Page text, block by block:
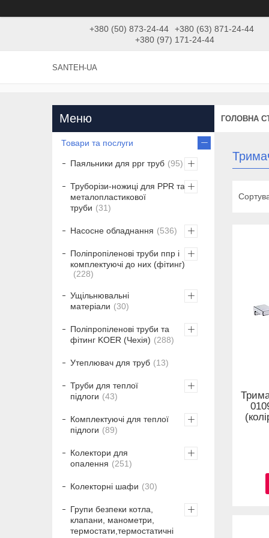
+380 (50) 873-24-44
+380 (63) 871-24-44
+380 (97) 171-24-44
SANTEH-UA
ГОЛОВНА
Товари та послуги
Паяльники для ppr труб 95
Труборізи-ножиці для PPR та
металопластикової
труби
31
Насосне обладнання 536
Поліпропіленові труби ппр і
комплектуючі до них (фітинг)
228
Ущільнювальні
матеріали
30
Поліпропіленові труби та
фітинг KOER (Чехія)
288
Утеплювач для труб 13
Труби для теплої
підлоги
43
Комплектуючі для теплої
підлоги
89
Колектори для
опалення
251
Колекторні шафи 30
Групи безпеки котла,
клапани, манометри,
термостати,термостатичні